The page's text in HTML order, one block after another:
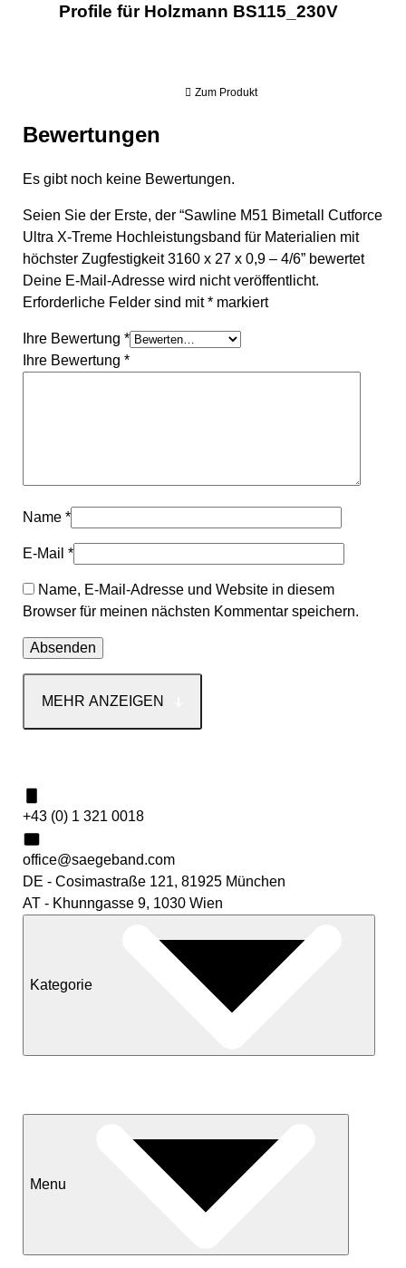
Profile für Holzmann BS115_230V
Zum Produkt
Bewertungen
Es gibt noch keine Bewertungen.
Seien Sie der Erste, der “Sawline M51 Bimetall Cutforce
Ultra X-Treme Hochleistungsband für Materialien mit
höchster Zugfestigkeit 3160 x 27 x 0,9 – 4/6” bewertet
Deine E-Mail-Adresse wird nicht veröffentlicht.
Erforderliche Felder sind mit* markiert
Ihre Bewertung *
Ihre Bewertung *
Name *
E-Mail *
Name, E-Mail-Adresse und Website in diesem
Browser für meinen nächsten Kommentar speichern.
MEHR ANZEIGEN
+43 (0) 1 321 0018
office@saegeband.com
DE - Cosimastraße 121, 81925 München
AT - Khunngasse 9, 1030 Wien
Kategorie
Menu